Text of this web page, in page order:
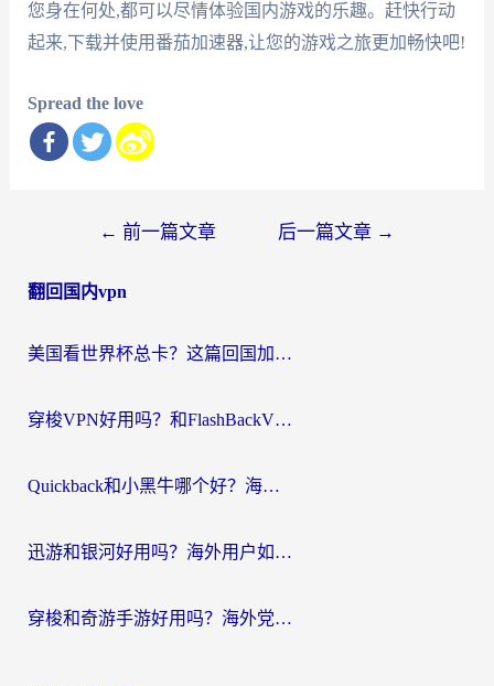
您身在何处,都可以尽情体验国内游戏的乐趣。赶快行动
起来,下载并使用番茄加速器,让您的游戏之旅更加畅快吧!
Spread the love
导
← 前一篇文章 后一篇文章 →
翻回国内vpn
美国看世界杯总卡？这篇回国加速器指南帮你无缝刷国内资源（附苹果手机VPN设置步骤）
穿梭VPN好用吗？和FlashBackVPN对比哪个回国效果更好？
Quickback和小黑牛哪个好？海外党亲测指南，选对回国加速器秒回国内
迅游和银河好用吗？海外用户如何选择回国加速器实现无缝访问国内资源
穿梭和奇游手游好用吗？海外党亲测3款回国加速器，附蜜蜂加速器七天试用攻略